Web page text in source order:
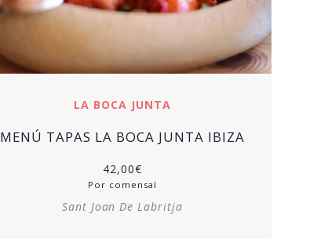
LA BOCA JUNTA
MENÚ TAPAS LA BOCA JUNTA IBIZA
42,00€
Por comensal
Sant Joan De Labritja